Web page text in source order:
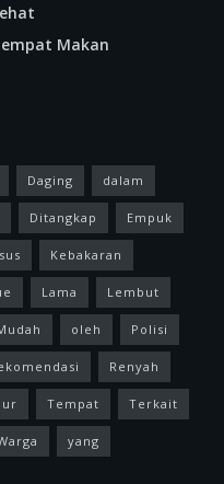
Makan
Daging dalam
Ditangkap Empuk
Kebakaran
Lama Lembut
oleh Polisi
Renyah
Tempat Terkait
yang